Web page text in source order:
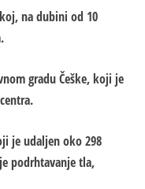
na dubini od 10
gradu Češke, koji je
je udaljen oko 298
podrhtavanje tla,